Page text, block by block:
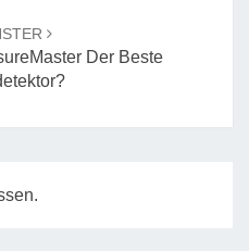
Der Beste